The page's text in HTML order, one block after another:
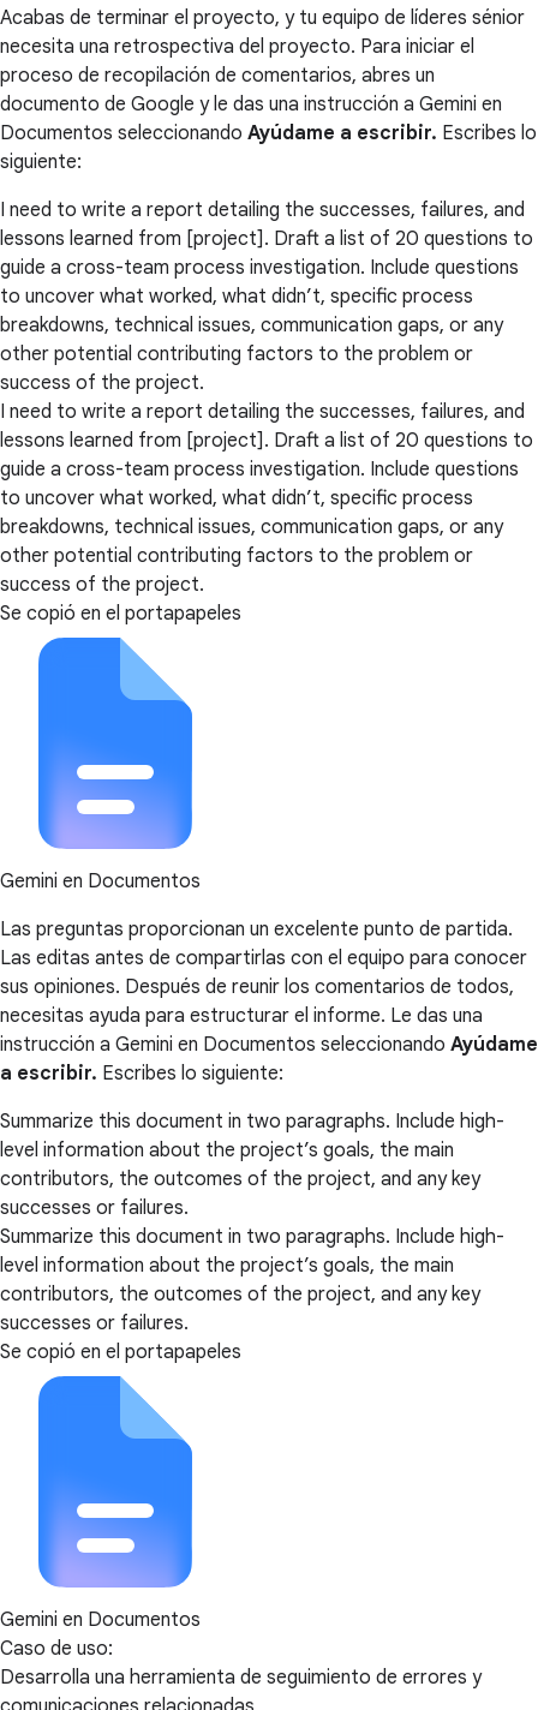
Acabas de terminar el proyecto, y tu equipo de líderes sénior
necesita una retrospectiva del proyecto. Para iniciar el
proceso de recopilación de comentarios, abres un
documento de Google y le das una instrucción a Gemini en
Documentos seleccionando Ayúdame a escribir. Escribes lo
siguiente:
I need to write a report detailing the successes, failures, and
lessons learned from [project]. Draft a list of 20 questions to
guide a cross-team process investigation. Include questions
to uncover what worked, what didn’t, specific process
breakdowns, technical issues, communication gaps, or any
other potential contributing factors to the problem or
success of the project.
I need to write a report detailing the successes, failures, and
lessons learned from [project]. Draft a list of 20 questions to
guide a cross-team process investigation. Include questions
to uncover what worked, what didn’t, specific process
breakdowns, technical issues, communication gaps, or any
other potential contributing factors to the problem or
success of the project.
Se copió en el portapapeles
Gemini en Documentos
Las preguntas proporcionan un excelente punto de partida.
Las editas antes de compartirlas con el equipo para conocer
sus opiniones. Después de reunir los comentarios de todos,
necesitas ayuda para estructurar el informe. Le das una
instrucción a Gemini en Documentos seleccionando Ayúdame
a escribir. Escribes lo siguiente:
Summarize this document in two paragraphs. Include high-
level information about the project’s goals, the main
contributors, the outcomes of the project, and any key
successes or failures.
Summarize this document in two paragraphs. Include high-
level information about the project’s goals, the main
contributors, the outcomes of the project, and any key
successes or failures.
Se copió en el portapapeles
Gemini en Documentos
Caso de uso:
Desarrolla una herramienta de seguimiento de errores y